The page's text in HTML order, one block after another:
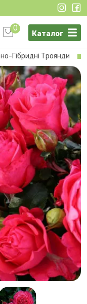
0
Каталог
Гібридні Троянди